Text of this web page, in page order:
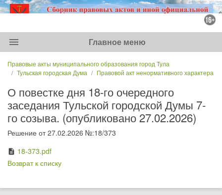
menu Главное меню
Правовые акты муниципального образования город Тула
Тульская городская Дума
Правовой акт ненормативного характера
О повестке дня 18-го очередного
заседания Тульской городской Думы 7-
го созыва. (опубликовано 27.02.2026)
Решение от 27.02.2026 №:18/373
description 18-373.pdf
Возврат к списку